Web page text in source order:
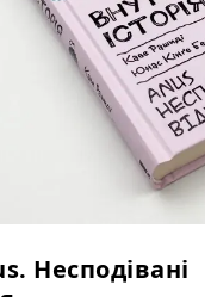
Несподівані